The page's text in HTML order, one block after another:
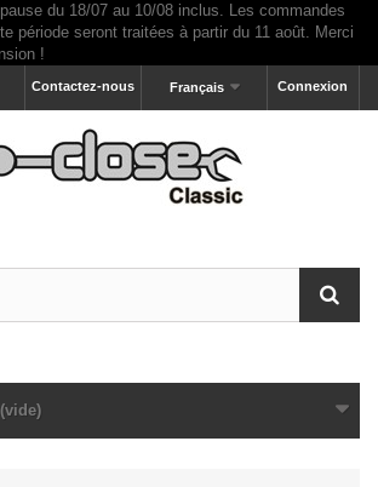
Connexion
Français
Contactez-nous
(vide)